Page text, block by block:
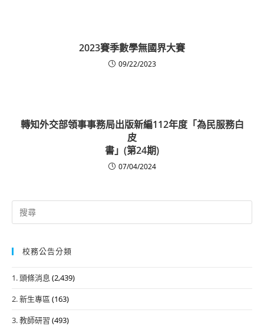
2023賽季數學無國界大賽
09/22/2023
轉知外交部領事事務局出版新編112年度「為民服務白
皮
書」(第24期)
07/04/2024
Search
for:
校務公告分類
1. 頭條消息 (2,439)
2. 新生專區 (163)
3. 教師研習 (493)